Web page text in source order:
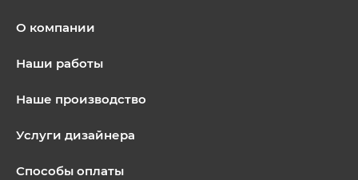
О компании
Наши работы
Наше производство
Услуги дизайнера
Способы оплаты